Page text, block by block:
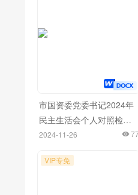
市国资委党委书记2024年
民主生活会个人对照检查
材料
2024-11-26
VIP专免